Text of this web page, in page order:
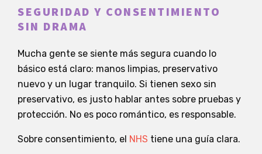
SEGURIDAD Y CONSENTIMIENTO
SIN DRAMA
Mucha gente se siente más segura cuando lo
básico está claro: manos limpias, preservativo
nuevo y un lugar tranquilo. Si tienen sexo sin
preservativo, es justo hablar antes sobre pruebas y
protección. No es poco romántico, es responsable.
Sobre consentimiento, el NHS tiene una guía clara.